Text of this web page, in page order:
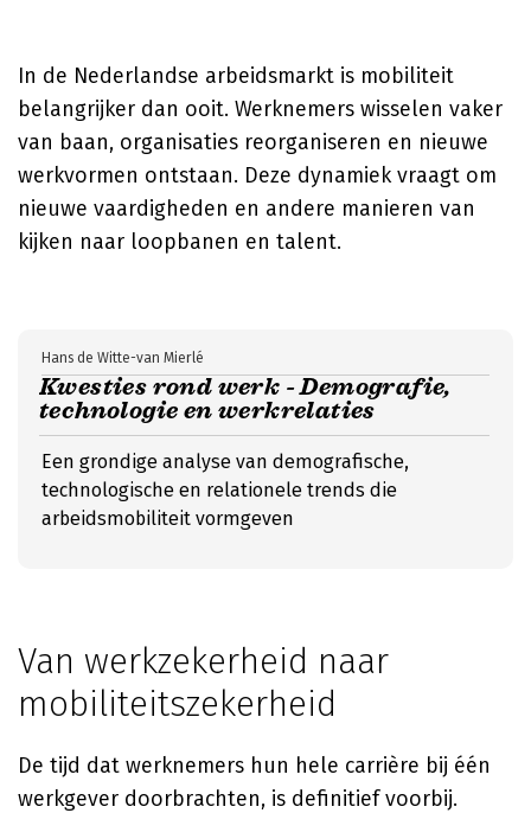
In de Nederlandse arbeidsmarkt is mobiliteit
belangrijker dan ooit. Werknemers wisselen vaker
van baan, organisaties reorganiseren en nieuwe
werkvormen ontstaan. Deze dynamiek vraagt om
nieuwe vaardigheden en andere manieren van
kijken naar loopbanen en talent.
Kwesties rond werk - Demografie,
technologie en werkrelaties
Hans de Witte-van Mierlé
Een grondige analyse van demografische,
technologische en relationele trends die
arbeidsmobiliteit vormgeven
Van werkzekerheid naar
mobiliteitszekerheid
De tijd dat werknemers hun hele carrière bij één
werkgever doorbrachten, is definitief voorbij.